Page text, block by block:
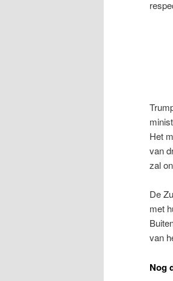
Het
van
zal
De
met
van
Nog